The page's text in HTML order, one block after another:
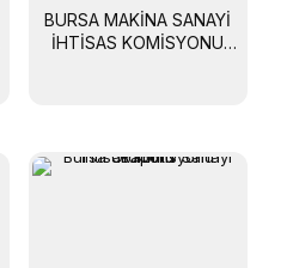
BURSA MAKINA SANAYI
İHTISAS KOMISYONU